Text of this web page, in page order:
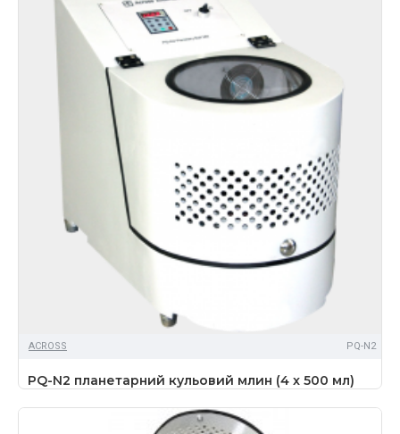
ACROSS PQ-N2
PQ-N2 планетарний кульовий млин (4 x 500 мл)